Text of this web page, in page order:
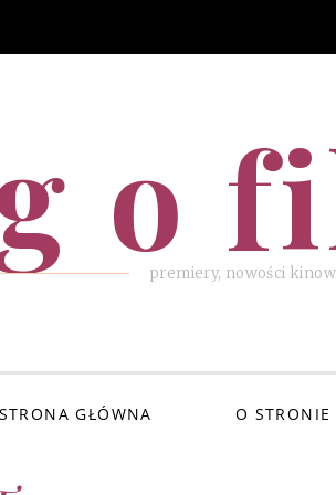
o
premiery, nowości
STRONA GŁÓWNA O STRONIE